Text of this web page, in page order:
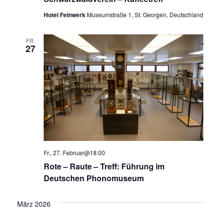
Hotel FeinwerkMuseumstraße 1, St. Georgen, Deutschland
FR.
27
Rote – Raute – Treff: Führung im
Deutschen Phonomuseum
Fr., 27. Februar@18:00
März 2026